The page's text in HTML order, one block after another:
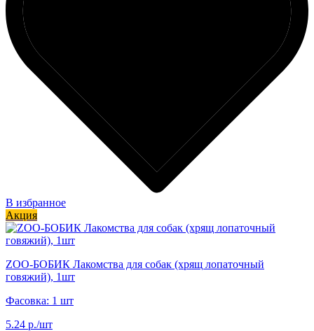
В избранное
Акция
ZОО-БОБИК Лакомства для собак (хрящ лопаточный
говяжий), 1шт
Фасовка: 1 шт
5.24 р./шт